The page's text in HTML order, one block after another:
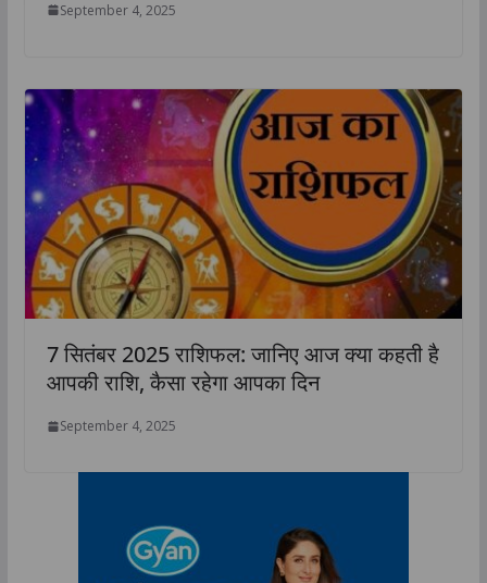
September 4, 2025
7 सितंबर 2025 राशिफल: जानिए आज क्या कहती है
आपकी राशि, कैसा रहेगा आपका दिन
September 4, 2025